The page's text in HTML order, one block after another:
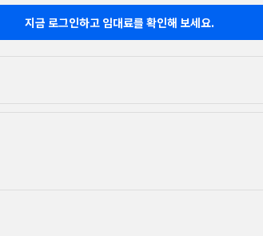
지금 로그인하고 임대료를 확인해 보세요.